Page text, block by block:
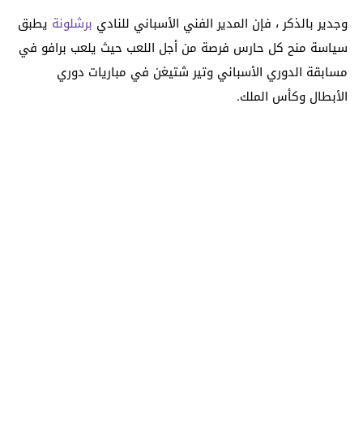
وجدير بالذكر ، فإن المدير الفني الأسباني للنادي برشلونة يطبق
سياسة منح كل حارس فرصة من أجل اللعب حيث يلعب برافو في
مسابقة الدوري الأسباني وتير شتيغن في مباريات دوري
الأبطال وكأس الملك.